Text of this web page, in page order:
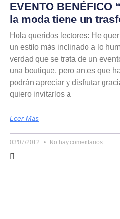
EVENTO BENÉFICO
la moda tiene un
Hola queridos lectores: He
un estilo más inclinado a lo
verdad que se trata de un
una boutique, pero antes que
podrán apreciar y disfrutar
quiero invitarlos a
Leer Más
03/07/2012 No hay comentarios